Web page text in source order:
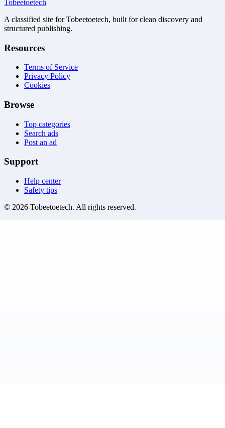
Tobeetoetech
A classified site for Tobeetoetech, built for clean discovery and
structured publishing.
Resources
Terms of Service
Privacy Policy
Cookies
Browse
Top categories
Search ads
Post an ad
Support
Help center
Safety tips
© 2026 Tobeetoetech. All rights reserved.